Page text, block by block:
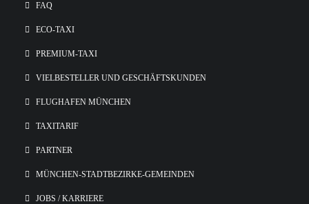
FAQ
ECO-TAXI
PREMIUM-TAXI
VIELBESTELLER UND GESCHÄFTSKUNDEN
FLUGHAFEN MÜNCHEN
TAXITARIF
PARTNER
MÜNCHEN-STADTBEZIRKE-GEMEINDEN
JOBS / KARRIERE